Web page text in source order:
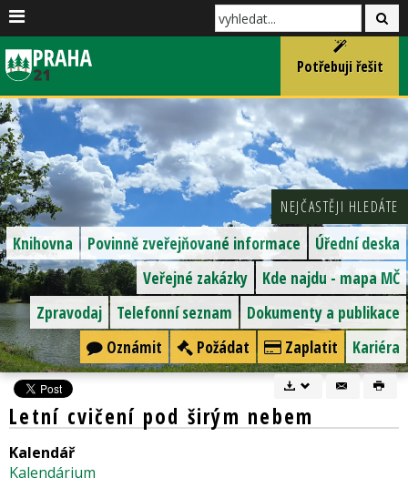
Potřebuji řešit
NEJČASTĚJI HLEDÁTE
Úřední deska
Povinně zveřejňované informace
Knihovna
Kde najdu - mapa MČ
Veřejné zakázky
Dokumenty a publikace
Telefonní seznam
Zpravodaj
Kariéra
Zaplatit
Požádat
Oznámit
Letní cvičení pod širým nebem
Kalendář
Kalendárium